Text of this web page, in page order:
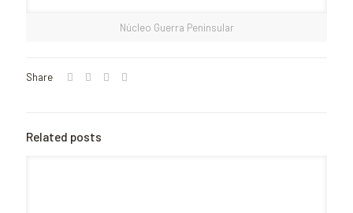
Núcleo Guerra Peninsular
Share
Related posts